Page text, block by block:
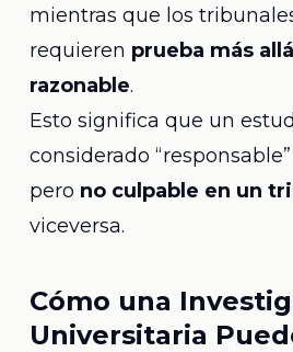
mientras que los
requieren prueba más
razonable.
Esto significa que un
considerado
pero no culpable en un
viceversa.
Cómo una
Universitaria